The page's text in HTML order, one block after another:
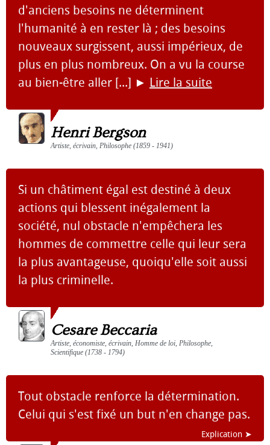
d'anciens besoins ne déterminent
l'humanité à en rester là ; des besoins
nouveaux surgissent, aussi impérieux, de
plus en plus nombreux. On a vu la course
au bien-être aller [...] ► Lire la suite
Henri Bergson
Artiste, écrivain, Philosophe (1859 - 1941)
Si un châtiment égal est destiné à deux
actions qui blessent inégalement la
société, nul obstacle n'empêchera les
hommes de commettre celle qui leur sera
la plus avantageuse, quoiqu'elle soit aussi
la plus criminelle.
Cesare Beccaria
Artiste, économiste, écrivain, Homme de loi, Philosophe,
Scientifique (1738 - 1794)
Tout obstacle renforce la détermination.
Celui qui s'est fixé un but n'en change pas.
Explication ➤